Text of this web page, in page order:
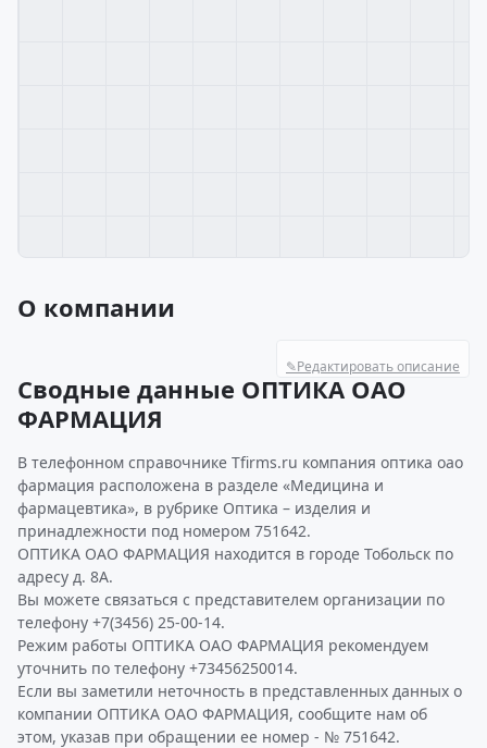
О компании
✎Редактировать описание
Сводные данные ОПТИКА ОАО
ФАРМАЦИЯ
В телефонном справочнике Tfirms.ru компания оптика оао
фармация расположена в разделе «Медицина и
фармацевтика», в рубрике Оптика – изделия и
принадлежности под номером 751642.
ОПТИКА ОАО ФАРМАЦИЯ находится в городе Тобольск по
адресу д. 8А.
Вы можете связаться с представителем организации по
телефону +7(3456) 25-00-14.
Режим работы ОПТИКА ОАО ФАРМАЦИЯ рекомендуем
уточнить по телефону +73456250014.
Если вы заметили неточность в представленных данных о
компании ОПТИКА ОАО ФАРМАЦИЯ, сообщите нам об
этом, указав при обращении ее номер - № 751642.